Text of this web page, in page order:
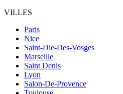
VILLES
Paris
Nice
Saint-Die-Des-Vosges
Marseille
Saint Denis
Lyon
Salon-De-Provence